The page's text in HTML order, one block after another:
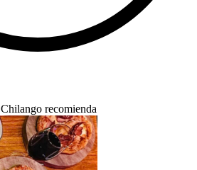
Chilango recomienda